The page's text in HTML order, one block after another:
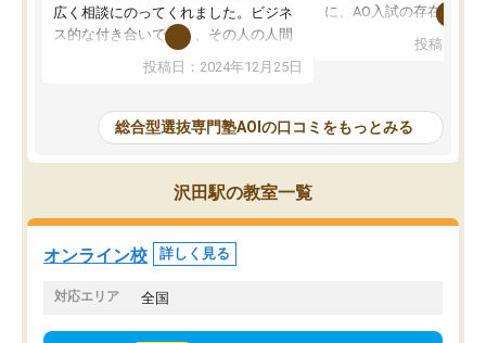
広く相談にのってくれました。ビジネ
ス的な付き合いでなく、その人の人間
性までを適切に把握し、むきあってい
るなぁと強く感じることできました。
と相談すると、他の先生も紹介してく
ださり、客観的なアドバイスもいただ
くことができました（志望理由・自己
PR等の添削において）。そして、なに
より自習室が解放されている点がよか
ったです。友達と好きな時間に自習
し、お互いを高めあえる環境がありま
投稿日：2024年12月25日
に、AO入試の存在を息
たことから、AOIに入塾
で、AO入試を改めて知
それに対しての具体的な
ことでした。更に子供の
けてらっしゃいますので
投稿日：
総合型選抜専門塾AOIの口コミをもっとみる
沢田駅の教室一覧
オンライン校 詳しく見る
対応エリア 全国